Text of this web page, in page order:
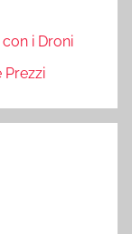
i Droni
Prezzi